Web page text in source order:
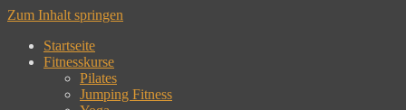
Zum Inhalt springen
Startseite
Fitnesskurse
Pilates
Jumping Fitness